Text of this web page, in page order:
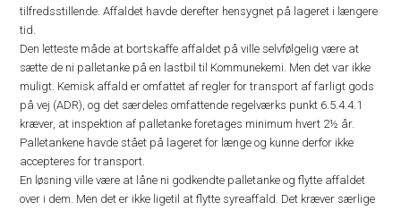
tilfredsstillende. Affaldet havde derefter hensygnet på lageret i længere
tid.
Den letteste måde at bortskaffe affaldet på ville selvfølgelig være at
sætte de ni palletanke på en lastbil til Kommunekemi. Men det var ikke
muligt. Kemisk affald er omfattet af regler for transport af farligt gods
på vej (ADR), og det særdeles omfattende regelværks punkt 6.5.4.4.1
kræver, at inspektion af palletanke foretages minimum hvert 2½ år.
Palletankene havde stået på lageret for længe og kunne derfor ikke
accepteres for transport.
En løsning ville være at låne ni godkendte palletanke og flytte affaldet
over i dem. Men det er ikke ligetil at flytte syreaffald. Det kræver særlige